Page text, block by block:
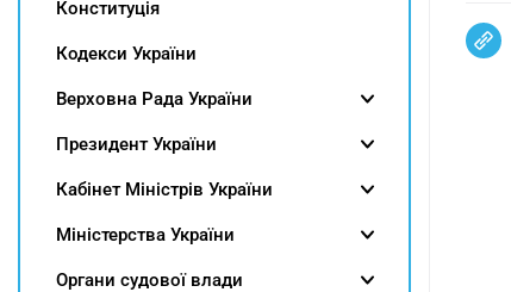
Конституція
Кодекси України
Верховна Рада України
Президент України
Кабінет Міністрів України
Міністерства України
Органи судової влади